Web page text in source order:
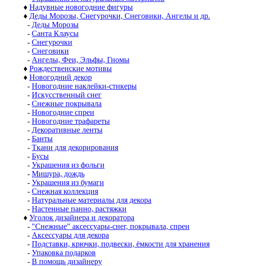
♦ Надувные новогодние фигуры
♦ Деды Морозы, Снегурочки, Снеговики, Ангелы и др.
- Деды Морозы
- Санта Клаусы
- Снегурочки
- Снеговики
- Ангелы, Феи, Эльфы, Гномы
♦ Рождественские мотивы
♦ Новогодний декор
- Новогодние наклейки-стикеры
- Искусственный снег
- Снежные покрывала
- Новогодние спреи
- Новогодние трафареты
- Декоративные ленты
- Банты
- Ткани для декорирования
- Бусы
- Украшения из фольги
- Мишура, дождь
- Украшения из бумаги
- Снежная коллекция
- Натуральные материалы для декора
- Настенные панно, растяжки
♦ Уголок дизайнера и декоратора
- "Снежные" аксессуары-снег, покрывала, спреи
- Аксессуары для декора
- Подставки, крючки, подвески, ёмкости для хранения
- Упаковка подарков
- В помощь дизайнеру